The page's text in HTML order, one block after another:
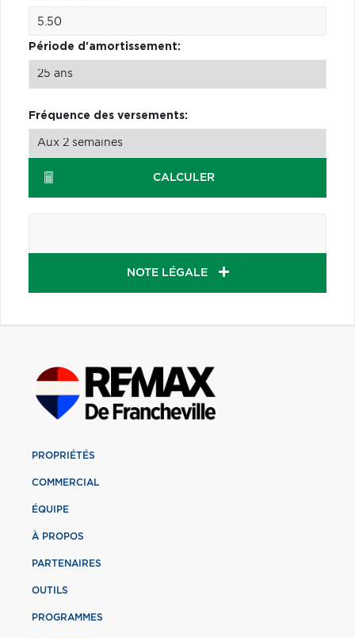
Période d'amortissement:
Fréquence des versements:
CALCULER
NOTE LÉGALE
PROPRIÉTÉS
COMMERCIAL
ÉQUIPE
À PROPOS
PARTENAIRES
OUTILS
PROGRAMMES